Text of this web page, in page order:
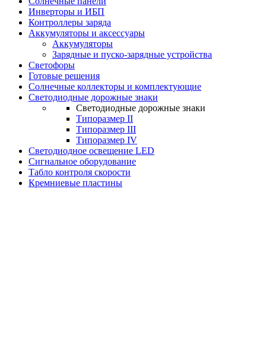
Инверторы и ИБП
Контроллеры заряда
Аккумуляторы и аксессуары
Аккумуляторы
Зарядные и пуско-зарядные устройства
Светофоры
Готовые решения
Солнечные коллекторы и комплектующие
Светодиодные дорожные знаки
Светодиодные дорожные знаки
Типоразмер II
Типоразмер III
Типоразмер IV
Светодиодное освещение LED
Сигнальное оборудование
Табло контроля скорости
Кремниевые пластины